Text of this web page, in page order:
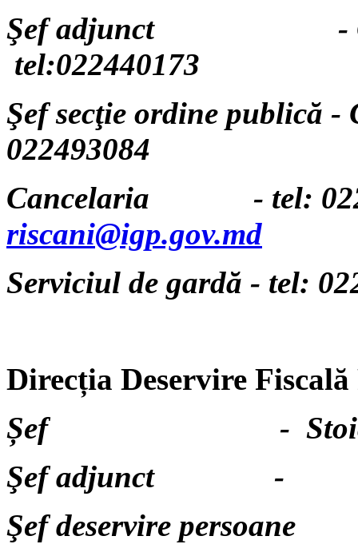
Şef adjunct -
tel:022440173
Şef secţie ordine publică
022493084
Cancelaria - tel:
riscani@igp.gov.md
Serviciul de gardă - tel:
Direcția Deservire
Șef -
Şef adjunct
Şef deservire persoane